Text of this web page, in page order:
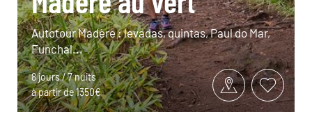
Autotour Madère : levadas, quintas, Paul do Mar,
Funchal...
8 jours / 7 nuits
à partir de 1350€